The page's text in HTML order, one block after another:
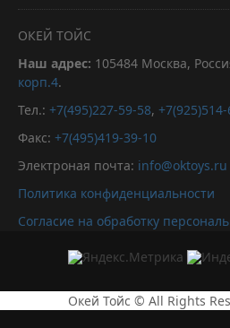
ОКЕЙ ТОЙС
Наш адрес: 105484 Москва,
корп.4.
Тел.: +7(495)227-59-58,
Факс: +7(495)419-39-10
Электроная почта: info@oktoys.ru
Политика конфиденциальности
Согласие на обработку
Окей Тойс © All Rights